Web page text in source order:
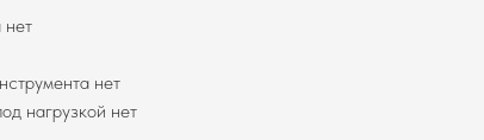
нет
нет
нагрузкой нет